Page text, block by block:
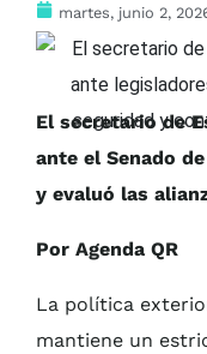
martes, junio 2,
El secretario de
ante el Senado
y evaluó las
Por Agenda QR
La política
mantiene un